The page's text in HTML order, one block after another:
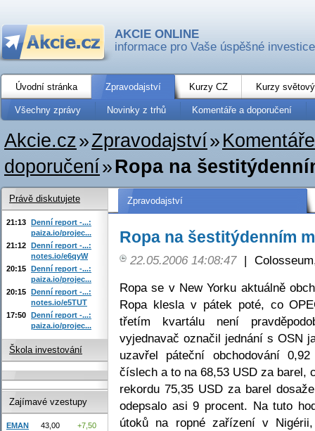
AKCIE ONLINE
informace pro Vaše úspěšné investice
Úvodní stránka Zpravodajství Kurzy CZ Kurzy
Všechny zprávy Novinky z trhů Komentáře a doporučení
Akcie.cz»Zpravodajství»
doporučení»Ropa na
Zpravodajství
Ropa na šestitýdenním
22.05.2006 14:08:47 |
Ropa se v New Yorku aktuálně
Ropa klesla v pátek poté, co
třetím kvartálu není
vyjednavač označil jednání s OSN
uzavřel páteční obchodování
číslech a to na 68,53 USD za barel,
rekordu 75,35 USD za barel
odepsalo asi 9 procent. Na tuto
útoků na ropné zařízení v
Právě diskutujete
21:13 Denní report -...:
paiza.io/projec...
21:12 Denní report -...:
notes.io/e6qyW
20:15 Denní report -...:
paiza.io/projec...
20:15 Denní report -...:
notes.io/e5TUT
17:50 Denní report -...:
paiza.io/projec...
Škola investování
Zajímavé vzestupy
EMAN 43,00
+7,50